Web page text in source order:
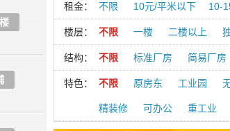
租金： 不限 10元/平米以下 10-
楼层： 不限 一楼 二楼以上
结构： 不限 标准厂房 简易厂房
特色： 不限 原房东 工业园
精装修 可办公 重工业